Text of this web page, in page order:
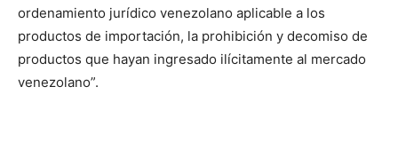
ordenamiento jurídico venezolano aplicable a los
productos de importación, la prohibición y decomiso de
productos que hayan ingresado ilícitamente al mercado
venezolano”.